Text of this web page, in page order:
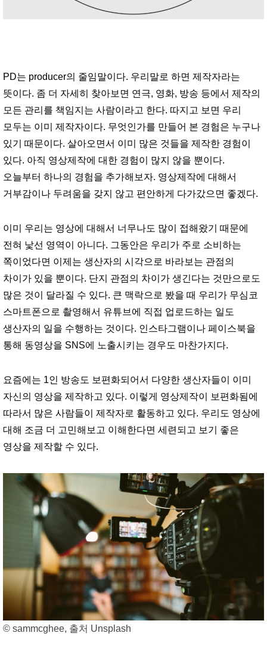
PD는 producer의 줄임말이다. 우리말로 하면 제작자라는
뜻이다. 좀 더 자세히 찾아보면 연극, 영화, 방송 등에서 제작의
모든 관리를 책임지는 사람이라고 한다. 따지고 보면 우리
모두는 이미 제작자이다. 무엇인가를 만들어 본 경험은 누구나
있기 때문이다. 살아오면서 이미 많은 것들을 제작한 경험이
있다. 아직 영상제작에 대한 경험이 많지 않을 뿐이다.
오늘부터 하나의 경험을 추가해보자. 영상제작에 대해서
거부감이나 두려움을 갖지 않고 편안하게 다가갔으면 좋겠다.
이미 우리는 영상에 대해서 너무나도 많이 접해왔기 때문에
전혀 낯선 영역이 아니다. 그동안은 우리가 주로 소비하는
쪽이었다면 이제는 생산자의 시각으로 바라보는 관점의
차이가 있을 뿐이다. 단지 관점의 차이가 생긴다는 것만으로도
많은 것이 달라질 수 있다. 큰 맥락으로 봤을 때 우리가 무심코
스마트폰으로 촬영해서 유튜브에 직접 업로드하는 일도
생산자의 일을 수행하는 것이다. 인스타그램이나 페이스북을
통해 동영상을 SNS에 노출시키는 경우도 마찬가지다.
요즘에는 1인 방송도 보편화되어서 다양한 생산자들이 이미
자신의 영상을 제작하고 있다. 이렇게 영상제작이 보편화됨에
따라서 많은 사람들이 제작자로 활동하고 있다. 우리도 영상에
대해 조금 더 고민해보고 이해한다면 세련되고 보기 좋은
영상을 제작할 수 있다.
© sammcghee, 출처 Unsplash